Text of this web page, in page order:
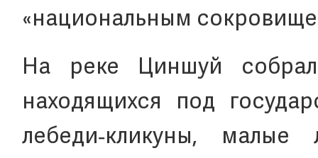
«национальным
На реке Циншуй
находящихся под
лебеди‑кликуны,